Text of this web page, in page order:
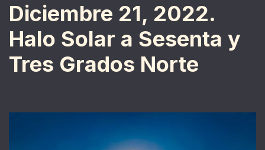
Diciembre 21, 2022.
Halo Solar a Sesenta y
Tres Grados Norte